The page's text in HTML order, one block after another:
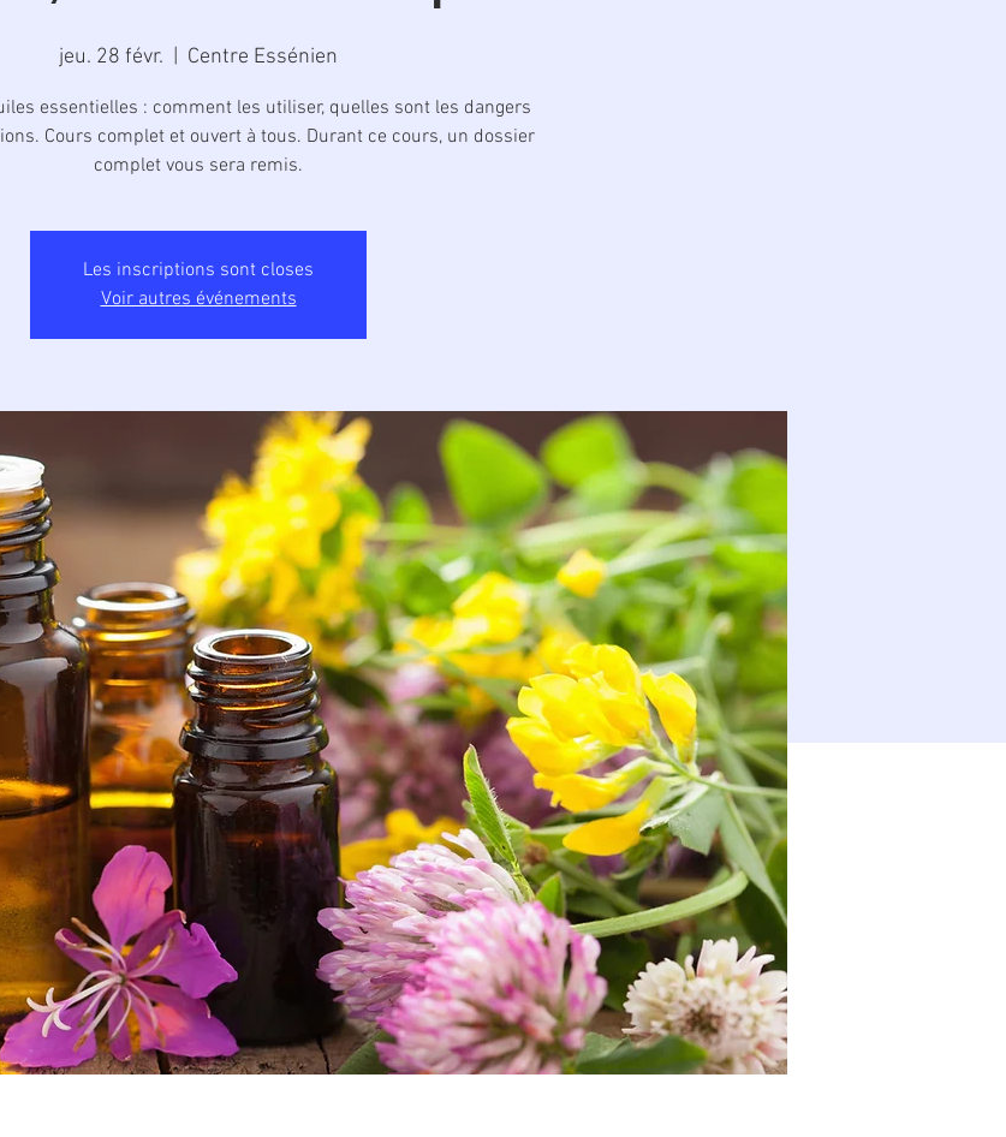
jeu. 28 févr. Centre Essénien
essentielles : comment les utiliser, quelles sont les dangers
Cours complet et ouvert à tous. Durant ce cours, un dossier
complet vous sera remis.
Les inscriptions sont closes
Voir autres événements